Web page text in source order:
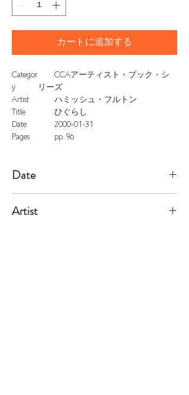
カートに追加する
Categor
y
CCAアーティスト・ブック・シ
リーズ
Artist
ハミッシュ・フルトン
Title
ひぐらし
Date
2000-01-31
Pages
pp. 96
Date
Artist